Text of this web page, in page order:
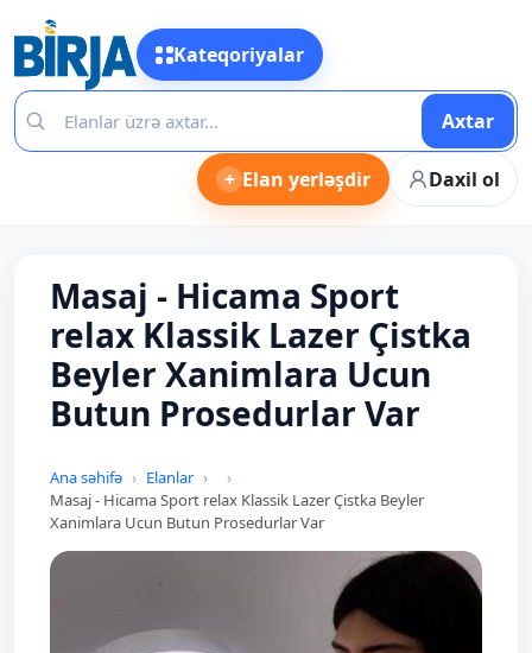
Kateqoriyalar
Axtar
+ Elan yerləşdir Daxil ol
Masaj - Hicama Sport
relax Klassik Lazer Çistka
Beyler Xanimlara Ucun
Butun Prosedurlar Var
Ana səhifə
Elanlar
Masaj - Hicama Sport relax Klassik Lazer Çistka Beyler
Xanimlara Ucun Butun Prosedurlar Var